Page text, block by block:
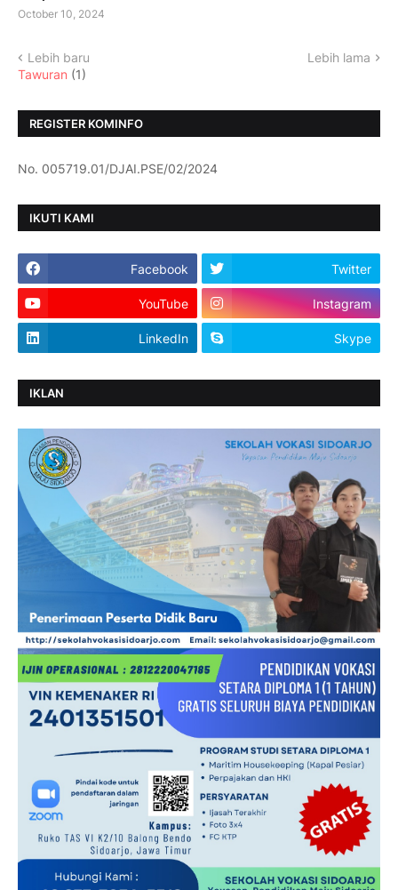
October 10, 2024
Lebih baru
Lebih lama
Tawuran (1)
REGISTER KOMINFO
No. 005719.01/DJAI.PSE/02/2024
IKUTI KAMI
Facebook Twitter
YouTube Instagram
LinkedIn Skype
IKLAN